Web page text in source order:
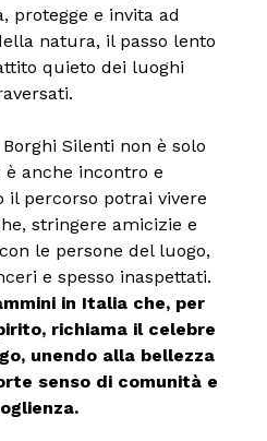
protegge e invita ad
natura, il passo lento
quieto dei luoghi
Silenti non è solo
è anche incontro e
il percorso potrai vivere
stringere amicizie e
le persone del luogo,
e spesso inaspettati.
in Italia che, per
richiama il celebre
unendo alla bellezza
senso di comunità e